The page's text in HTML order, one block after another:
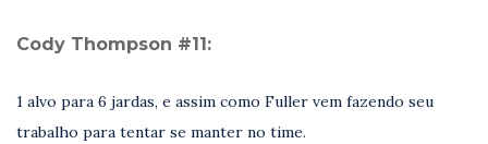
Cody Thompson #11:
1 alvo para 6 jardas, e assim como Fuller vem fazendo seu
trabalho para tentar se manter no time.